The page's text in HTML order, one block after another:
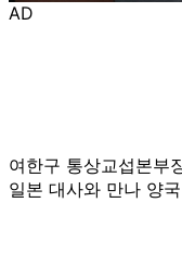
AD
여한구 통상교섭본부
일본 대사와 만나 양